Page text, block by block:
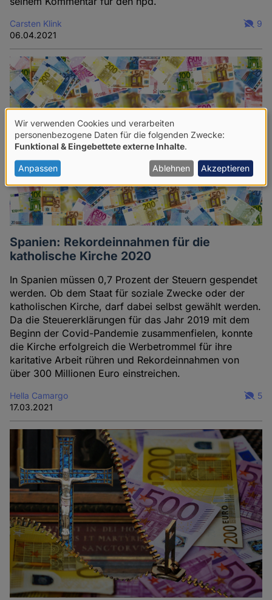
Carsten Klink
06.04.2021
9
Spanien: Rekordeinnahmen für die
katholische Kirche 2020
In Spanien müssen 0,7 Prozent der Steuern gespendet
werden. Ob dem Staat für soziale Zwecke oder der
katholischen Kirche, darf dabei selbst gewählt werden.
Da die Steuererklärungen für das Jahr 2019 mit dem
Beginn der Covid-Pandemie zusammenfielen, konnte
die Kirche erfolgreich die Werbetrommel für ihre
karitative Arbeit rühren und Rekordeinnahmen von
über 300 Millionen Euro einstreichen.
Hella Camargo
17.03.2021
5
Verwendung
von
personenbezogenen
Daten
und
Cookies
Wir verwenden Cookies und verarbeiten
personenbezogene Daten für die folgenden Zwecke:
Funktional & Eingebettete externe Inhalte
Anpassen Ablehnen Akzeptieren